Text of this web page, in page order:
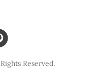
Reserved.